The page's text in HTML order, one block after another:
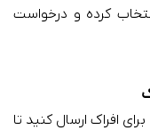
کرده و درخواست
افراک ارسال کنید تا